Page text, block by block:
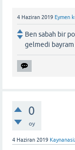
4 Haziran 2019 Eymen
Ben sabah bir
gelmedi
0
oy
4 Haziran 2019